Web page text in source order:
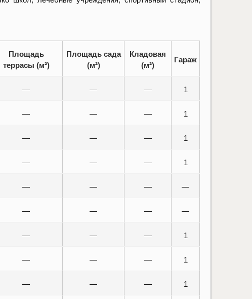
Площадь
террасы (м²)
Площадь сада
(м²)
Кладовая
(м²)
Гараж
— — — 1
— — — 1
— — — 1
— — — 1
— — — —
— — — —
— — — 1
— — — 1
— — — 1